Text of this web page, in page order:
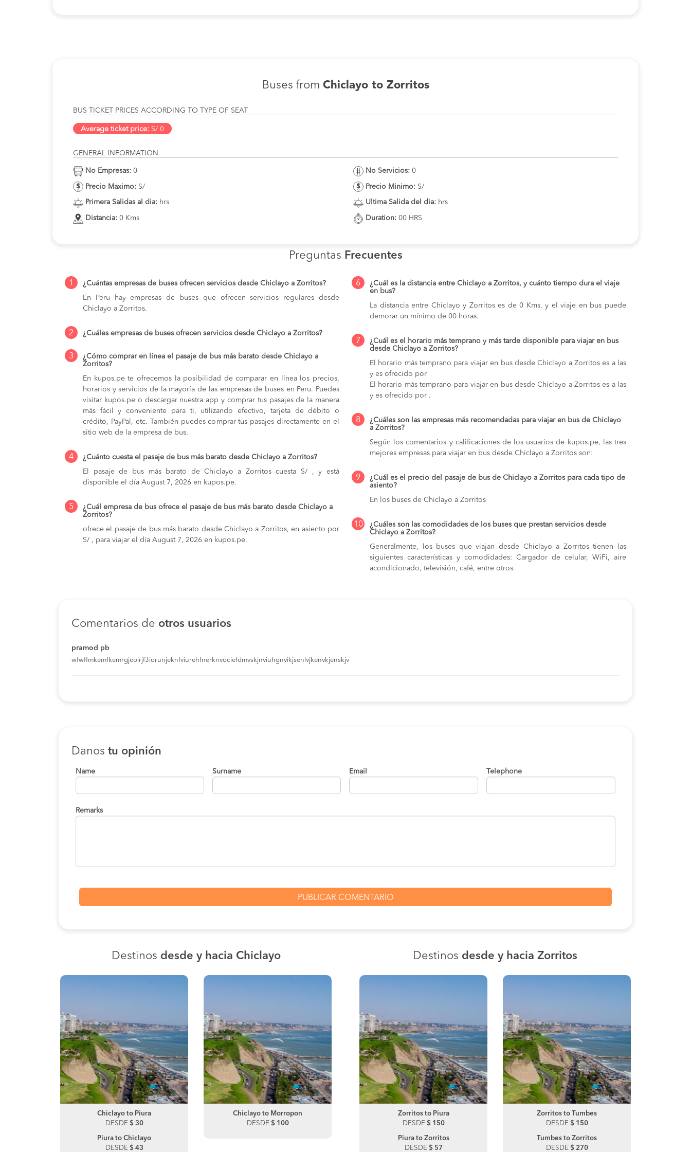
Buses from Chiclayo to Zorritos
BUS TICKET PRICES ACCORDING TO TYPE OF SEAT
Average ticket price: S/ 0
GENERAL INFORMATION
No Empresas: 0
Precio Maximo: S/
Primera Salidas al dia: hrs
Distancia: 0 Kms
No Servicios: 0
Precio Minimo: S/
Ultima Salida del dia: hrs
Duration: 00 HRS
Preguntas Frecuentes
1
¿Cuántas empresas de buses ofrecen servicios desde Chiclayo a Zorritos?
En Peru hay empresas de buses que ofrecen servicios regulares desde
Chiclayo a Zorritos.
2 ¿Cuáles empresas de buses ofrecen servicios desde Chiclayo a Zorritos?
3
¿Cómo comprar en línea el pasaje de bus más barato desde Chiclayo a
Zorritos?
En kupos.pe te ofrecemos la posibilidad de comparar en línea los precios,
horarios y servicios de la mayoría de las empresas de buses en Peru. Puedes
visitar kupos.pe o descargar nuestra app y comprar tus pasajes de la manera
más fácil y conveniente para ti, utilizando efectivo, tarjeta de débito o
crédito, PayPal, etc. También puedes comprar tus pasajes directamente en el
sitio web de la empresa de bus.
4
¿Cuánto cuesta el pasaje de bus más barato desde Chiclayo a Zorritos?
El pasaje de bus más barato de Chiclayo a Zorritos cuesta S/ , y está
disponible el día August 7, 2026 en kupos.pe.
5
¿Cuál empresa de bus ofrece el pasaje de bus más barato desde Chiclayo a
Zorritos?
ofrece el pasaje de bus más barato desde Chiclayo a Zorritos, en asiento por
S/ , para viajar el día August 7, 2026 en kupos.pe.
6
¿Cuál es la distancia entre Chiclayo a Zorritos, y cuánto tiempo dura el viaje
en bus?
La distancia entre Chiclayo y Zorritos es de 0 Kms, y el viaje en bus puede
demorar un mínimo de 00 horas.
7
¿Cuál es el horario más temprano y más tarde disponible para viajar en bus
desde Chiclayo a Zorritos?
El horario más temprano para viajar en bus desde Chiclayo a Zorritos es a las
y es ofrecido por
El horario más temprano para viajar en bus desde Chiclayo a Zorritos es a las
y es ofrecido por .
8
¿Cuáles son las empresas más recomendadas para viajar en bus de Chiclayo
a Zorritos?
Según los comentarios y calificaciones de los usuarios de kupos.pe, las tres
mejores empresas para viajar en bus desde Chiclayo a Zorritos son:
9
¿Cuál es el precio del pasaje de bus de Chiclayo a Zorritos para cada tipo de
asiento?
En los buses de Chiclayo a Zorritos
10
¿Cuáles son las comodidades de los buses que prestan servicios desde
Chiclayo a Zorritos?
Generalmente, los buses que viajan desde Chiclayo a Zorritos tienen las
siguientes características y comodidades: Cargador de celular, WiFi, aire
acondicionado, televisión, café, entre otros.
Comentarios de otros usuarios
pramod pb
wfwffmkemfkemrgjeoirjf3iorunjeknfviurehfnerknvociefdmvskjnviuhgnvikjsenlvjkenvkjenskjv
Danos tu opinión
Name Surname Email Telephone
Remarks
Destinos desde y hacia Chiclayo
Chiclayo to Piura
DESDE $ 30
Piura to Chiclayo
DESDE $ 43
Chiclayo to Morropon
DESDE $ 100
Chiclayo to Chulucanas
DESDE$ 100
Chiclayo to Piura
DESDE $ 30
Piura to Chiclayo
DESDE $ 43
Destinos desde y hacia Zorritos
Zorritos to Tumbes
DESDE$ 150
Tumbes to Zorritos
DESDE$ 270
Zorritos to Lima
DESDE$ 0
Zorritos to Piura
DESDE $ 150
Piura to Zorritos
DESDE $ 57
Zorritos to Tumbes
DESDE $ 150
Tumbes to Zorritos
DESDE $ 270